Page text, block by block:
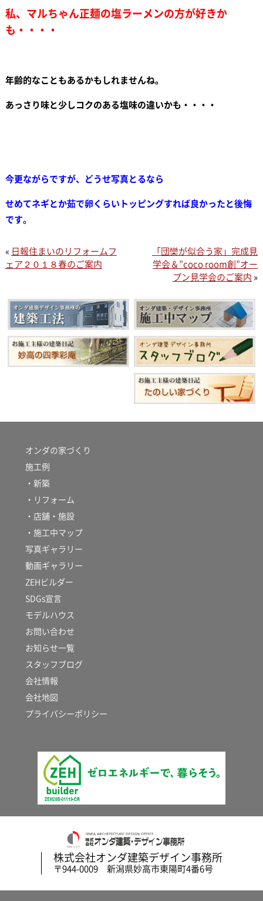
私、マルちゃん正麺の塩ラーメンの方が好きか
も・・・・
年齢的なこともあるかもしれませんね。
あっさり味と少しコクのある塩味の違いかも・・・・
今更ながらですが、どうせ写真とるなら
せめてネギとか茹で卵くらいトッピングすれば良かったと後悔
です。
« 日報住まいのリフォームフ
ェア２０１８春のご案内
「団欒が似合う家」完成見
学会＆”coco room創”オー
プン見学会のご案内 »
オンダの家づくり
施工例
・新築
・リフォーム
・店舗・施設
・施工中マップ
写真ギャラリー
動画ギャラリー
ZEHビルダー
SDGs宣言
モデルハウス
お問い合わせ
お知らせ一覧
スタッフブログ
会社情報
会社地図
プライバシーポリシー
株式会社オンダ建築デザイン事務所
〒944-0009 新潟県妙高市東陽町4番6号